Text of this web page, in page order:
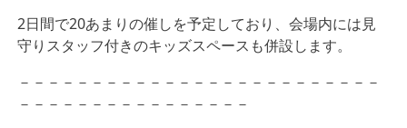
2日間で20あまりの催しを予定しており、会場内には見
守りスタッフ付きのキッズスペースも併設します。
－－－－－－－－－－－－－－－－－－－－－－－－－
－－－－－－－－－－－－－－－－